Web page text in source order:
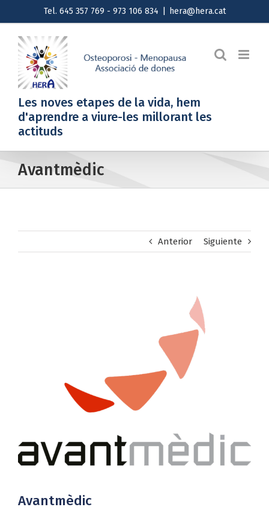
al
contenido
Tel. 645 357 769 - 973 106 834 hera@hera.cat
Les noves etapes de la vida, hem
d'aprendre a viure-les millorant les
actituds
Avantmèdic
Anterior Siguiente
Avantmèdic